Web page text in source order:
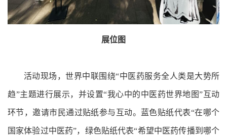
展位图
活动现场，世界中联围绕“中医药服务全人类是大势所
趋”主题进行展示，并设置“我心中的中医药世界地图”互动
环节，邀请市民通过贴纸参与互动。蓝色贴纸代表“在哪个
国家体验过中医药”，绿色贴纸代表“希望中医药传播到哪个